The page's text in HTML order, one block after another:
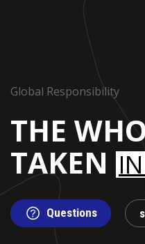
Global Responsibility
THE
TAKEN
Questions s